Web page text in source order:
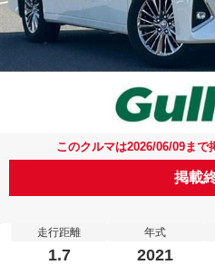
このクルマは2026/06/09まで
掲載
走行距離
1.7
年式
2021